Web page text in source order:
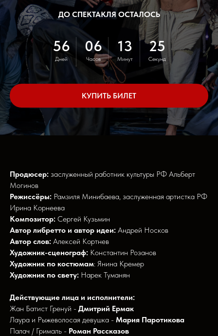
ДО СПЕКТАКЛЯ ОСТАЛОСЬ
56
Дней
06
Часов
13
Минут
23
Секунд
КУПИТЬ БИЛЕТ
Продюсер: заслуженный работник культуры РФ Альберт
Могинов
Режиссёры: Рамзиля Минибаева, заслуженная артистка РФ
Ирина Корнеева
Композитор: Сергей Кузьмин
Автор либретто и автор идеи: Андрей Носков
Автор слов: Алексей Кортнев
Художник-сценограф: Константин Розанов
Художник по костюмам: Янина Кремер
Художник по свету: Нарек Туманян
Действующие лица и исполнители:
Жан Батист Гренуй - Дмитрий Ермак
Лаура и Рыжеволосая девушка - Мария Паротикова
Палач / Грималь - Роман Рассказов